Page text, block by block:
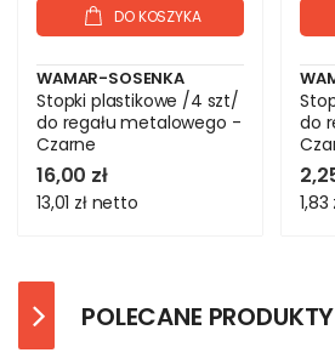
DO KOSZYKA
WAMAR-SOSENKA
Stopki plastikowe /4 szt/
do regału metalowego -
Czarne
16,00 zł
13,01 zł netto
do
1,83
POLECANE PRODUKTY